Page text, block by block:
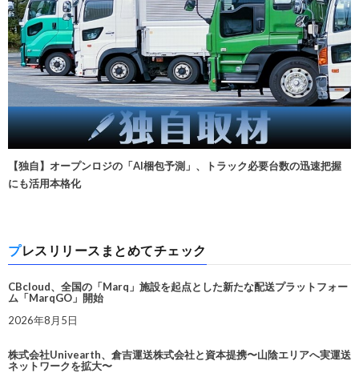
【独自】オープンロジの「AI梱包予測」、トラック必要台数の迅速把握
にも活用本格化
プレスリリースまとめてチェック
CBcloud、全国の「Marq」施設を起点とした新たな配送プラットフォー
ム「MarqGO」開始
2026年8月5日
株式会社Univearth、倉吉運送株式会社と資本提携〜山陰エリアへ実運送
ネットワークを拡大〜